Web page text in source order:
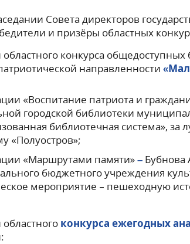
Совета директоров
и призёры областных
конкурса
направленности
«Воспитание патриота и
городской библиотеки
библиотечная система»,
«Полуостров»;
«Маршрутами памяти»– Бубнова
бюджетного учреждения
мероприятие – пешеходную
конкурса ежегодных